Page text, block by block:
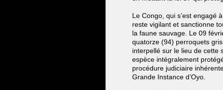
Le Congo, qui s’est engagé
reste vigilant et sanctionne
la faune sauvage. Le 09
quatorze (94) perroquets
interpellé sur le lieu de cette
espèce intégralement
procédure judiciaire
Grande Instance d’Oyo.